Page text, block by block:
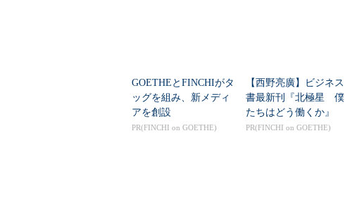
GOETHEとFINCHIがタ
ッグを組み、新メディ
アを創設
PR(FINCHI on GOETHE)
【西野亮廣】ビジネス
書最新刊『北極星 僕
たちはどう働くか』
PR(FINCHI on GOETHE)